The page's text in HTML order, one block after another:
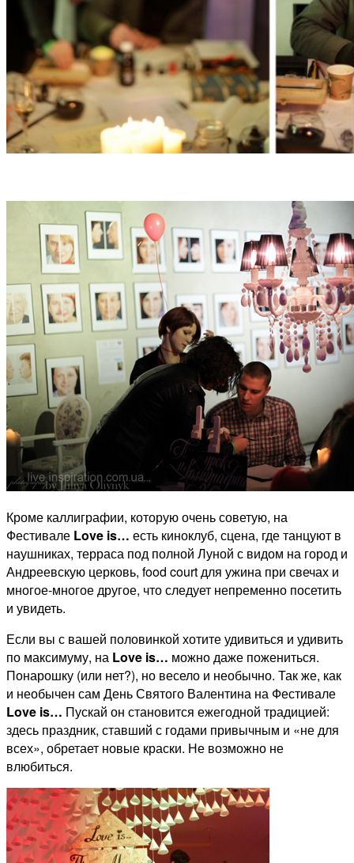
Кроме каллиграфии, которую очень советую, на
Фестивале Love is… есть киноклуб, сцена, где танцуют в
наушниках, терраса под полной Луной с видом на город и
Андреевскую церковь, food court для ужина при свечах и
многое-многое другое, что следует непременно посетить
и увидеть.
Если вы с вашей половинкой хотите удивиться и удивить
по максимуму, на Love is… можно даже пожениться.
Понарошку (или нет?), но весело и необычно. Так же, как
и необычен сам День Святого Валентина на Фестивале
Love is… Пускай он становится ежегодной традицией:
здесь праздник, ставший с годами привычным и «не для
всех», обретает новые краски. Не возможно не
влюбиться.